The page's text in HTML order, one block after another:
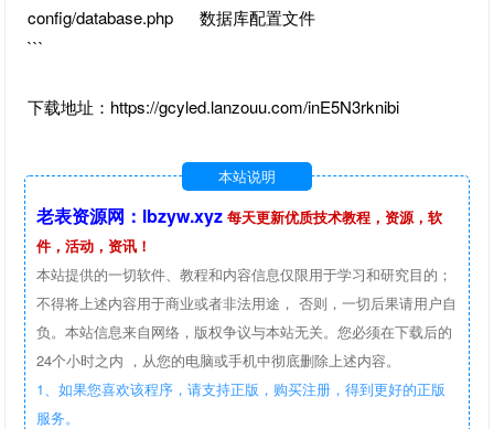
config/database.php 数据库配置文件
```
下载地址：https://gcyled.lanzouu.com/inE5N3rknibi
本站说明
老表资源网：lbzyw.xyz 每天更新优质技术教程，资源，软
件，活动，资讯！
本站提供的一切软件、教程和内容信息仅限用于学习和研究目的；
不得将上述内容用于商业或者非法用途， 否则，一切后果请用户自
负。本站信息来自网络，版权争议与本站无关。您必须在下载后的
24个小时之内 ，从您的电脑或手机中彻底删除上述内容。
1、如果您喜欢该程序，请支持正版，购买注册，得到更好的正版
服务。